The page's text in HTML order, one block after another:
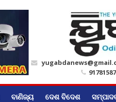
ବାଣିଜ୍ୟ ଦେଶ ବିଦେଶ